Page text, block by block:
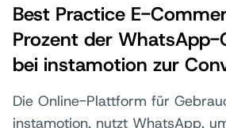
Best Practice E-
Prozent der WhatsApp-
bei instamotion zur
Die Online-Plattform für
instamotion, nutzt WhatsApp,